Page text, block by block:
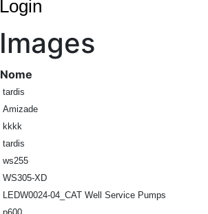
Login
Images
Nome
tardis
Amizade
kkkk
tardis
ws255
WS305-XD
LEDW0024-04_CAT Well Service Pumps